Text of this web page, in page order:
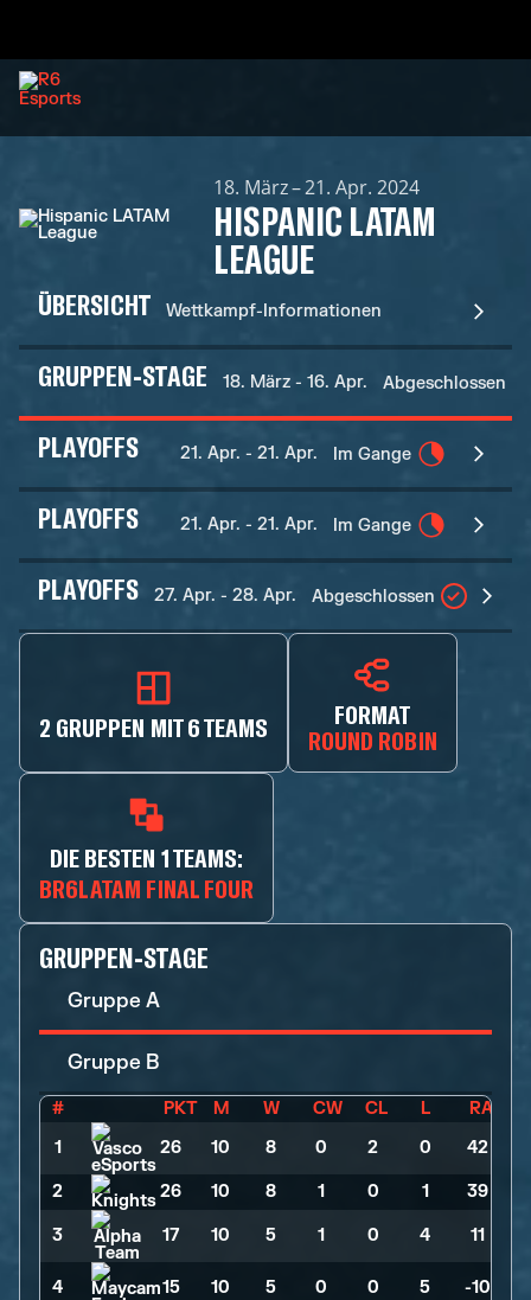
18. März – 21. Apr. 2024
HISPANIC LATAM
LEAGUE
ÜBERSICHT Wettkampf-Informationen
GRUPPEN-STAGE 18. März - 16. Apr. Abgeschlossen
PLAYOFFS 21. Apr. - 21. Apr. Im Gange
PLAYOFFS 21. Apr. - 21. Apr. Im Gange
PLAYOFFS 27. Apr. - 28. Apr. Abgeschlossen
2 GRUPPEN MIT 6 TEAMS
FORMAT
ROUND ROBIN
DIE BESTEN 1 TEAMS:
BR6LATAM FINAL FOUR
GRUPPEN-STAGE
Gruppe A
Gruppe B
# PKT M W CW CL L
RA
1
26 10 8 0 2 0 42
2 26 10 8 1 0 1 39
3 17 10 5 1 0 4 11
4 15 10 5 0 0 5 -10